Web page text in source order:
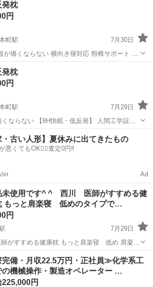
発枕
円
町駅
7月30日
痛くならない 横向き寝対応 頸椎サポート 2
分散 洗える 日本人体型設計 64×40cm
筋本町駅
発枕
円
町駅
7月29日
ならない 【8H快眠・低反発】 人間工学設計
くら 60D 高密度 3D構造枕 50x30cm | 低め 高
眠 安眠枕 洗える 冷感枕カバー 横向き...
筋本町駅 寝具
・古い人形】夏休みに出てきたもの
悪くてもOK🙆‍♀️査定0円‼️
Ad
未使用です^ ^ 西川 医師がすすめる健
もっと肩楽寝 低めのタイプで…
円
7月29日
すめる健康枕 もっと肩楽寝 低め 肩凝り
た、さつきが丘病院院長 奥山先生と東京西川
ロングセラー商品【医師がすすめる健康枕】
ランス...
阪駅 寝具
備・月収22.5万円・正社員≫化学系工
の機械操作・製造オペレーター …
225,000円